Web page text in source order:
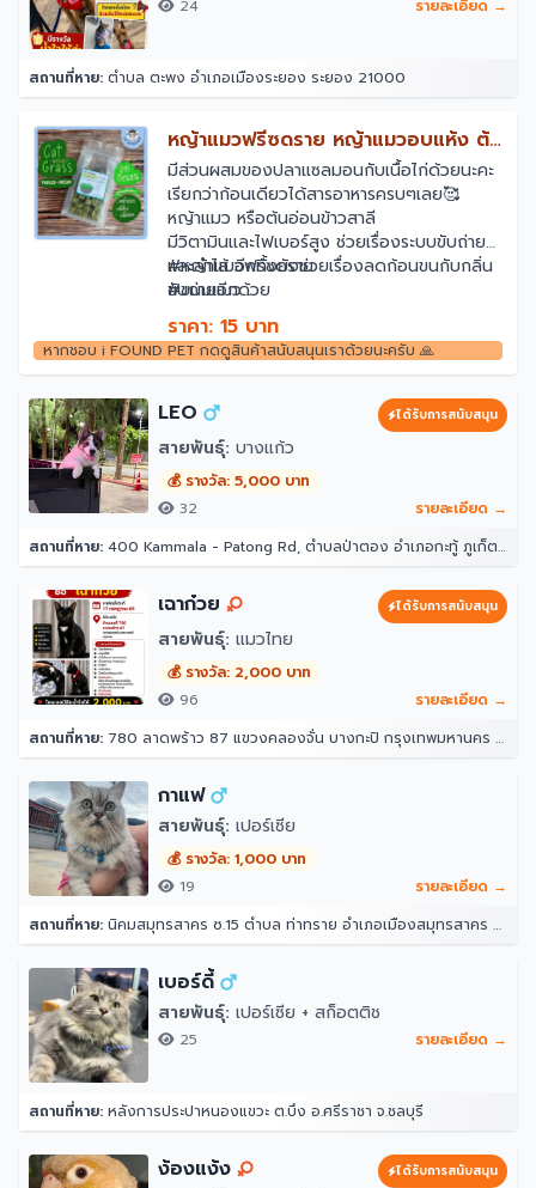
24 รายละเอียด →
สถานที่หาย: ตำบล ตะพง อำเภอเมืองระยอง ระยอง 21000
หญ้าแมวฟรีซดราย หญ้าแมวอบแห้ง ต้น
อ่อนข้าวสาลี
มีส่วนผสมของปลาแซลมอนกับเนื้อไก่ด้วยนะคะ
เรียกว่าก้อนเดียวได้สารอาหารครบๆเลย🥰
หญ้าแมว หรือต้นอ่อนข้าวสาลี
มีวิตามินและไฟเบอร์สูง ช่วยเรื่องระบบขับถ่าย
และลำไส้ อีกทั้งยังช่วยเรื่องลดก้อนขนกับกลิ่น
ขับถ่ายอีกด้วย
#หญ้าแมวฟรีซดราย
#ขนมแมว
#ขนมฟรีซดราย
#หญ้าแมว
#ขนมสัตว์เลี้ยง
ราคา: 15 บาท
หากชอบ i FOUND PET กดดูสินค้าสนับสนุนเราด้วยนะครับ 🙏
LEO ได้รับการสนับสนุน
สายพันธุ์: บางแก้ว
💰 รางวัล: 5,000 บาท
32
รายละเอียด →
สถานที่หาย: 400 Kammala - Patong Rd, ตำบลป่าตอง อำเภอกะทู้ ภูเก็ต 83150 โรงแรมอินโดจีนรีสอร์ท - ตาลิมารีสอร์ท
เฉาก๋วย ได้รับการสนับสนุน
สายพันธุ์: แมวไทย
💰 รางวัล: 2,000 บาท
96
รายละเอียด →
สถานที่หาย: 780 ลาดพร้าว 87 แขวงคลองจั่น บางกะปิ กรุงเทพมหานคร 10240
กาแฟ
สายพันธุ์: เปอร์เซีย
💰 รางวัล: 1,000 บาท
19
รายละเอียด →
สถานที่หาย: นิคมสมุทรสาคร ซ.15 ตำบล ท่าทราย อำเภอเมืองสมุทรสาคร สมุทรสาคร 74000
เบอร์ดี้
สายพันธุ์: เปอร์เซีย + สก็อตติช
25 รายละเอียด →
สถานที่หาย: หลังการประปาหนองแขวะ ต.บึง อ.ศรีราชา จ.ชลบุรี
ง้องแง้ง ได้รับการสนับสนุน